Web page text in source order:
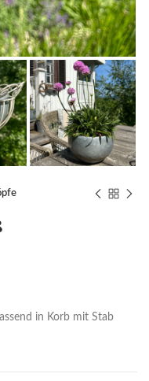
in Korb mit Stab